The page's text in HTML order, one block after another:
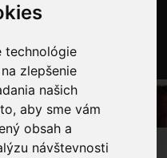
technológie
zlepšenie
našich
aby sme vám
obsah a
návštevnosti
METRÁŽ